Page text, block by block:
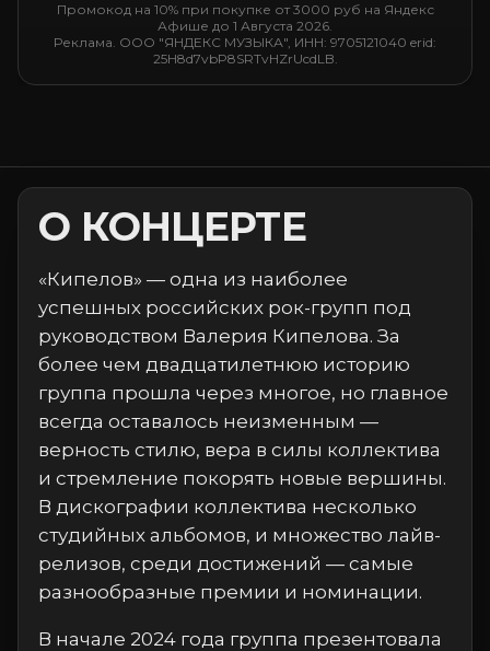
Промокод на 10% при покупке от 3000 руб на Яндекс
Афише до 1 Августа 2026.
Реклама. ООО "ЯНДЕКС МУЗЫКА", ИНН: 9705121040 erid:
25H8d7vbP8SRTvHZrUcdLB.
О КОНЦЕРТЕ
«Кипелов» — одна из наиболее
успешных российских рок-групп под
руководством Валерия Кипелова. За
более чем двадцатилетнюю историю
группа прошла через многое, но главное
всегда оставалось неизменным —
верность стилю, вера в силы коллектива
и стремление покорять новые вершины.
В дискографии коллектива несколько
студийных альбомов, и множество лайв-
релизов, среди достижений — самые
разнообразные премии и номинации.
В начале 2024 года группа презентовала